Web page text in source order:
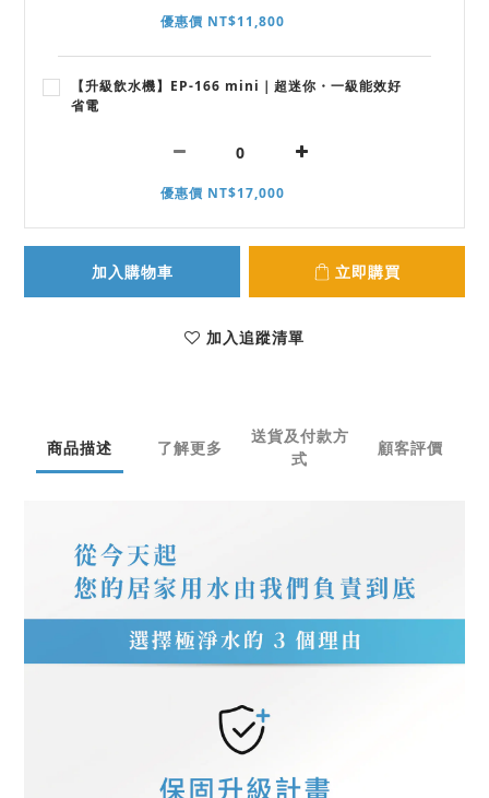
優惠價 NT$11,800
【升級飲水機】EP-166 mini｜超迷你・一級能效好
省電
優惠價 NT$17,000
加入購物車 立即購買
加入追蹤清單
商品描述 了解更多
送貨及付款方
式
顧客評價